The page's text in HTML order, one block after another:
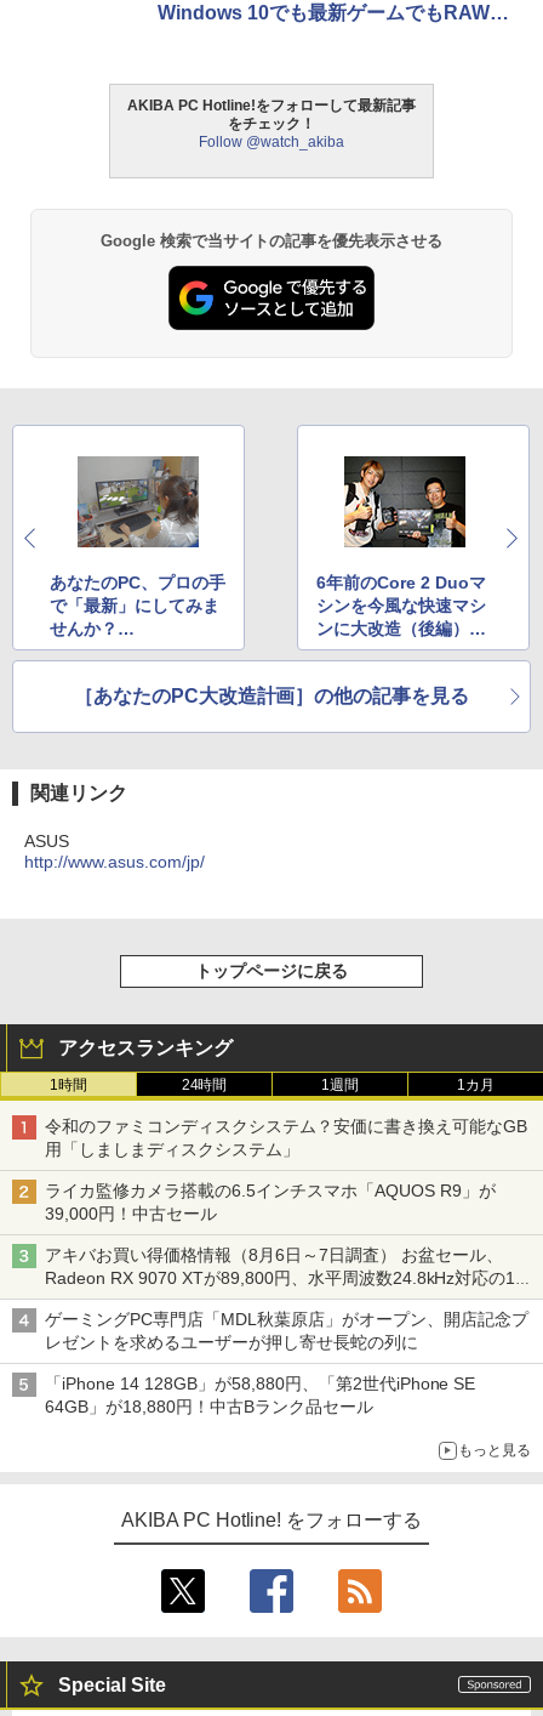
Windows 10でも最新ゲームでもRAW現
AKIBA PC Hotline!をフォローして最新記事
をチェック！
Follow @watch_akiba
Google 検索で当サイトの記事を優先表示させる
あなたのPC、プロの手
で「最新」にしてみま
せんか？
Windows 10でも最新
6年前のCore 2 Duoマ
シンを今風な快速マシ
ンに大改造（後編）
～World of Warships
［あなたのPC大改造計画］の他の記事を見る
関連リンク
ASUS
http://www.asus.com/jp/
トップページに戻る
アクセスランキング
1時間 24時間 1週間 1カ月
令和のファミコンディスクシステム？安価に書き換え可能なGB
用「しましまディスクシステム」
ライカ監修カメラ搭載の6.5インチスマホ「AQUOS R9」が
39,000円！中古セール
アキバお買い得価格情報（8月6日～7日調査） お盆セール、
Radeon RX 9070 XTが89,800円、水平周波数24.8kHz対応の17
型モニターが9,801円、暑さ指数連動セール ほか
ゲーミングPC専門店「MDL秋葉原店」がオープン、開店記念プ
レゼントを求めるユーザーが押し寄せ長蛇の列に
「iPhone 14 128GB」が58,880円、「第2世代iPhone SE
64GB」が18,880円！中古Bランク品セール
もっと見る
AKIBA PC Hotline! をフォローする
Special Site